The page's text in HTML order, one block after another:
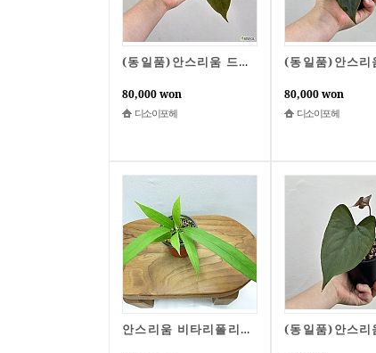
(동일품)안스리움 드레스러리 x 베쎄 2번
80,000 won
디소이포헤
80,000 won
디소이포헤
안스리움 비타리폴리움A1135-동일품배송,높이 18cm,너비 20cm